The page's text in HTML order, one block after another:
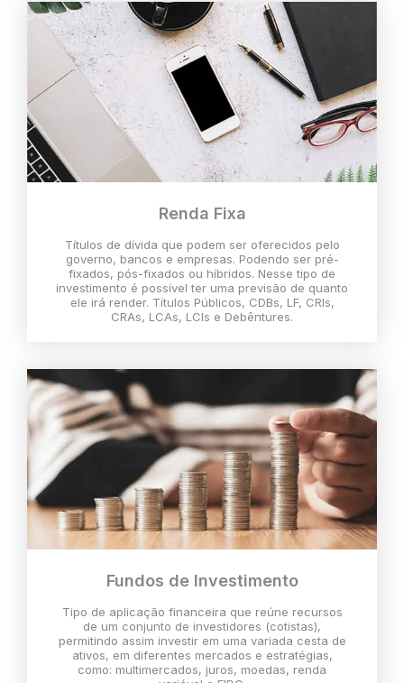
Renda Fixa
Títulos de dívida que podem ser oferecidos pelo
governo, bancos e empresas. Podendo ser pré-
fixados, pós-fixados ou híbridos. Nesse tipo de
investimento é possível ter uma previsão de quanto
ele irá render. Títulos Públicos, CDBs, LF, CRIs,
CRAs, LCAs, LCIs e Debêntures.
Fundos de Investimento
Tipo de aplicação financeira que reúne recursos
de um conjunto de investidores (cotistas),
permitindo assim investir em uma variada cesta de
ativos, em diferentes mercados e estratégias,
como: multimercados, juros, moedas, renda